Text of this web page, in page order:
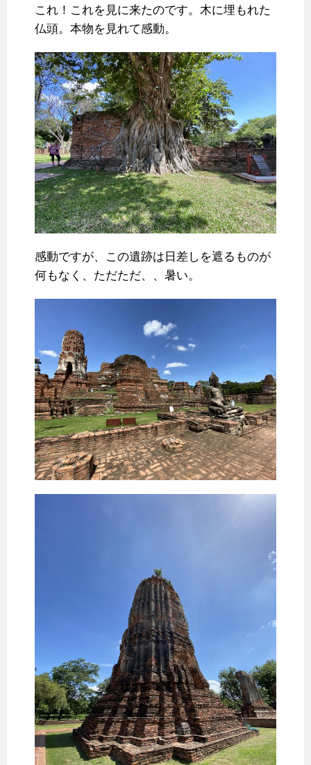
これ！これを見に来たのです。木に埋もれた
仏頭。本物を見れて感動。
感動ですが、この遺跡は日差しを遮るものが
何もなく、ただただ、、暑い。